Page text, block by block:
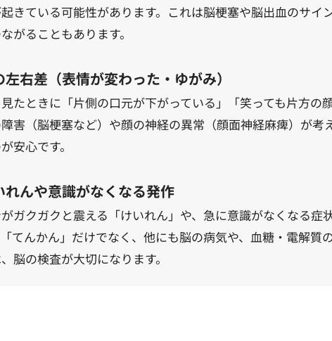
きている可能性があります。これは脳梗塞や脳出血のサイ
がることもあります。
左右差（表情が変わった・ゆがみ）
たときに「片側の口元が下がっている」「笑っても片方の
害（脳梗塞など）や顔の神経の異常（顔面神経麻痺）が
安心です。
れんや意識がなくなる発作
ガクガクと震える「けいれん」や、急に意識がなくなる症
てんかん」だけでなく、他にも脳の病気や、血糖・電解質
脳の検査が大切になります。